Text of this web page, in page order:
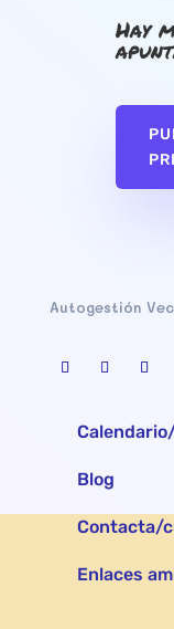
Hay
Autogestión
Blog
Contacta/
Enlaces